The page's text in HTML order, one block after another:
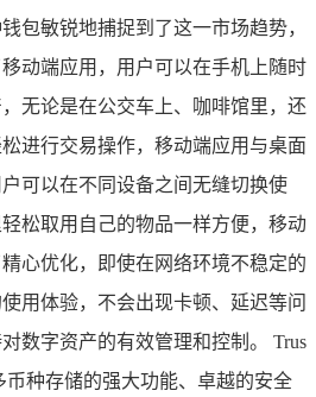
包敏锐地捕捉到了这一市场趋势，
动端应用，用户可以在手机上随时
无论是在公交车上、咖啡馆里，还
进行交易操作，移动端应用与桌面
可以在不同设备之间无缝切换使
松取用自己的物品一样方便，移动
心优化，即使在网络环境不稳定的
用体验，不会出现卡顿、延迟等问
数字资产的有效管理和控制。 Trus
种存储的强大功能、卓越的安全